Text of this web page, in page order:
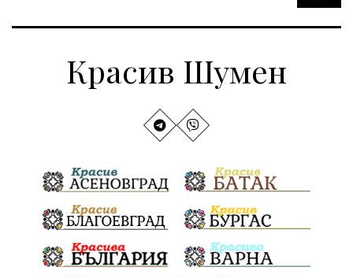
Красив Шумен